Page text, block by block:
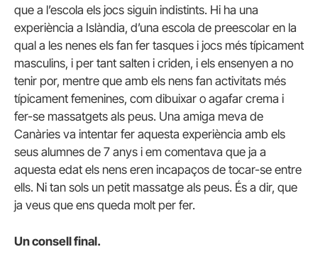
que a l’escola els jocs siguin indistints. Hi ha una
experiència a Islàndia, d’una escola de preescolar en la
qual a les nenes els fan fer tasques i jocs més típicament
masculins, i per tant salten i criden, i els ensenyen a no
tenir por, mentre que amb els nens fan activitats més
típicament femenines, com dibuixar o agafar crema i
fer-se massatgets als peus. Una amiga meva de
Canàries va intentar fer aquesta experiència amb els
seus alumnes de 7 anys i em comentava que ja a
aquesta edat els nens eren incapaços de tocar-se entre
ells. Ni tan sols un petit massatge als peus. És a dir, que
ja veus que ens queda molt per fer.
Un consell final.